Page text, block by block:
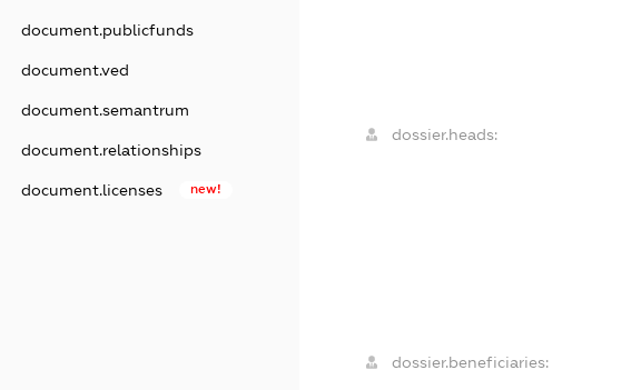
document.publicfunds
document.ved
document.semantrum
document.relationships
document.licenses new!
dossier.heads:
dossier.beneficiaries: